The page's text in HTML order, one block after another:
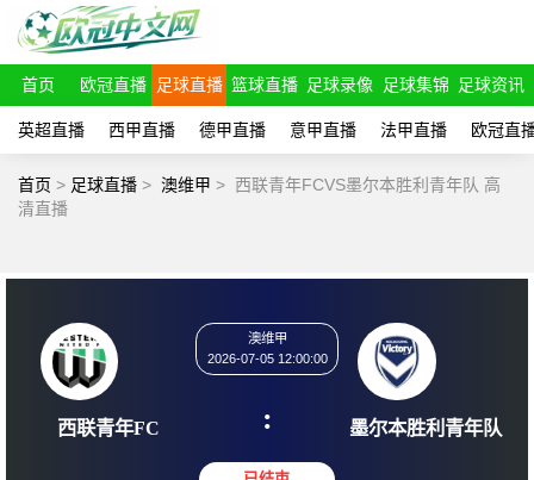
首页 欧冠直播 足球直播 篮球直播 足球录像 足球集锦 足球资讯
英超直播 西甲直播 德甲直播 意甲直播 法甲直播 欧冠直
首页 > 足球直播 > 澳维甲 > 西联青年FCVS墨尔本胜利青年队 高
清直播
2026-07-05 12:00:00